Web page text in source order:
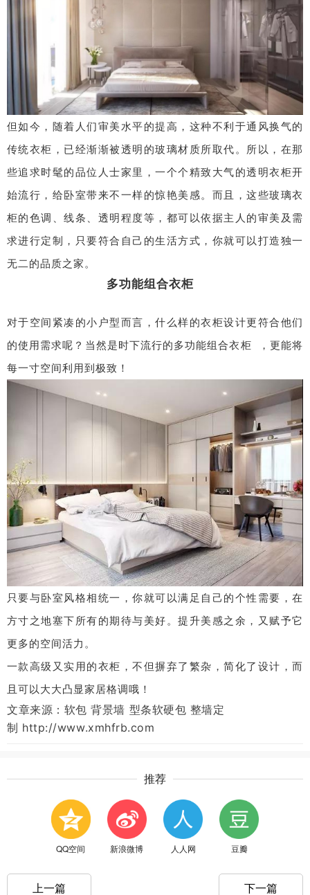
但如今，随着人们审美水平的提高，这种不利于通风换气的
传统衣柜，已经渐渐被透明的玻璃材质所取代。所以，在那
些追求时髦的品位人士家里，一个个精致大气的透明衣柜开
始流行，给卧室带来不一样的惊艳美感。 而且，这些玻璃衣
柜的色调、线条、透明程度等，都可以依据主人的审美及需
求进行定制，只要符合自己的生活方式，你就可以打造独一
无二的品质之家。
多功能组合衣柜
对于空间紧凑的小户型而言，什么样的衣柜设计更符合他们
的使用需求呢？当然是时下流行的多功能组合衣柜 ，更能将
每一寸空间利用到极致！
只要与卧室风格相统一，你就可以满足自己的个性需要，在
方寸之地塞下所有的期待与美好。提升美感之余，又赋予它
更多的空间活力。
一款高级又实用的衣柜，不但摒弃了繁杂，简化了设计，而
且可以大大凸显家居格调哦！
文章来源：软包 背景墙 型条软硬包 整墙定
制 http://www.xmhfrb.com
推荐
QQ空间 新浪微博 人人网 豆瓣
上一篇 下一篇